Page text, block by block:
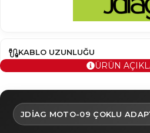
KABLO UZUNLUĞU
ÜRÜN
JDIAG MOTO-09 ÇOKLU